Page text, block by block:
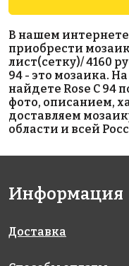
218509 руб./м²
Rose GBS01G
327x327
Rose GB 93
327x327
В нашем
приобрести
лист(сетку)/ 4160
94 - это мозаика.
найдете Rose C 94
фото, описанием,
доставляем
области и всей
Информация
Доставка